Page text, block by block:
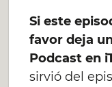
Si este
favor deja
Podcast en
sirvió del